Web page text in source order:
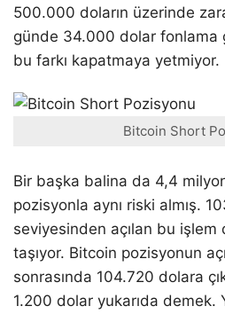
500.000 doların üzerinde
günde 34.000 dolar fonlama
bu farkı kapatmaya yetmiyor.
Bitcoin Short
Bir başka balina da 4,4
pozisyonla aynı riski almış.
seviyesinden açılan bu işlem
taşıyor. Bitcoin pozisyonun
sonrasında 104.720 dolara
1.200 dolar yukarıda demek.